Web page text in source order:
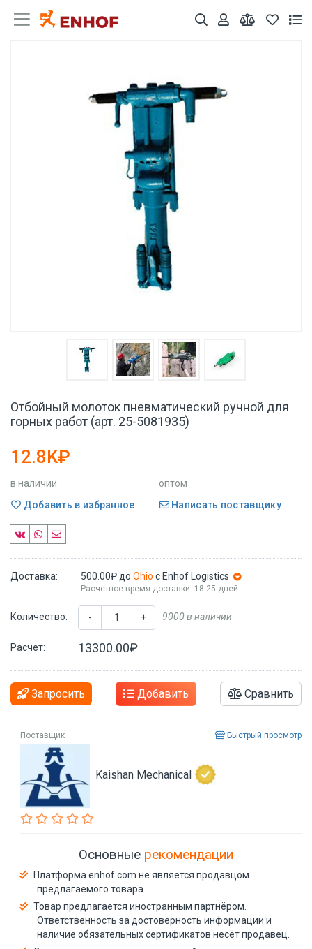
Отбойный молоток пневматический ручной для
горных работ (арт. 25-5081935)
12.8K₽
в наличии
оптом
Добавить в избранное
Написать поставщику
Доставка: 500.00₽ до Ohio с Enhof Logistics
Расчетное время доставки: 18-25 дней
Количество: - + 9000 в наличии
Расчет: 13300.00₽
Запросить Добавить Сравнить
Поставщик Быстрый просмотр
Kaishan Mechanical
Основные рекомендации
Платформа enhof.com не является продавцом
предлагаемого товара
Товар предлагается иностранным партнёром.
Ответственность за достоверность информации и
наличие обязательных сертификатов несёт продавец.